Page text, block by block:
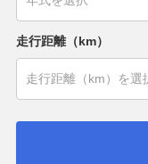
走行距離（km）